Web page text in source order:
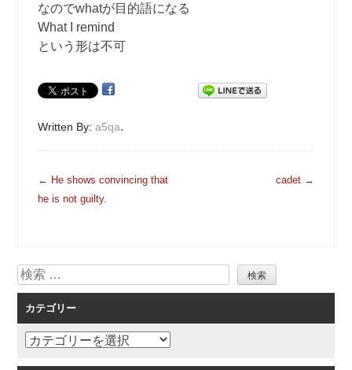
なのでwhatが目的語になる
What I remind
という形は不可
Written By:a5qa.
投
稿
ー
シ
ョ
ン
← He shows convincing that
he is not guilty.
cadet →
検
索
カテゴリー
カ